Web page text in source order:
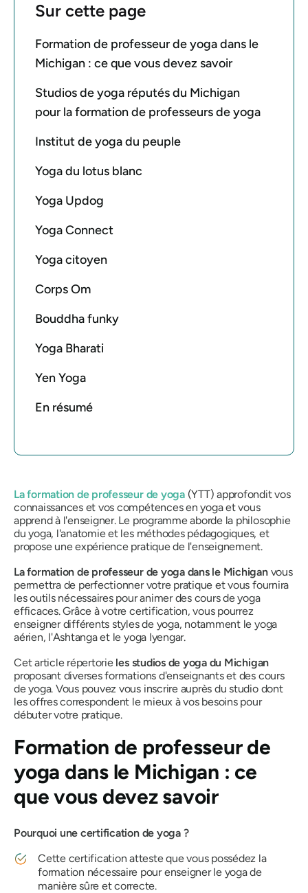
Sur cette page
Formation de professeur de yoga dans le
Michigan : ce que vous devez savoir
Studios de yoga réputés du Michigan
pour la formation de professeurs de yoga
Institut de yoga du peuple
Yoga du lotus blanc
Yoga Updog
Yoga Connect
Yoga citoyen
Corps Om
Bouddha funky
Yoga Bharati
Yen Yoga
En résumé
La formation de professeur de yoga(YTT) approfondit vos
connaissances et vos compétences en yoga et vous
apprend à l'enseigner. Le programme aborde la philosophie
du yoga, l'anatomie et les méthodes pédagogiques, et
propose une expérience pratique de l'enseignement.
La formation de professeur de yoga dans le Michiganvous
permettra de perfectionner votre pratique et vous fournira
les outils nécessaires pour animer des cours de yoga
efficaces. Grâce à votre certification, vous pourrez
enseigner différents styles de yoga, notamment le yoga
aérien, l'Ashtanga et le yoga Iyengar.
Cet article répertorie les studios de yoga du Michigan
proposant diverses formations d'enseignants et des cours
de yoga. Vous pouvez vous inscrire auprès du studio dont
les offres correspondent le mieux à vos besoins pour
débuter votre pratique.
Formation de professeur de
yoga dans le Michigan : ce
que vous devez savoir
Pourquoi une certification de yoga ?
Cette certification atteste que vous possédez la
formation nécessaire pour enseigner le yoga de
manière sûre et correcte.